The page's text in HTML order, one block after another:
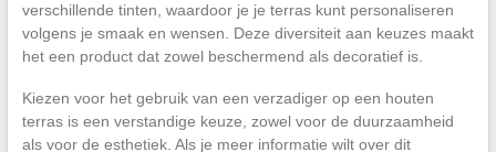
verschillende tinten, waardoor je je terras kunt personaliseren
volgens je smaak en wensen. Deze diversiteit aan keuzes maakt
het een product dat zowel beschermend als decoratief is.
Kiezen voor het gebruik van een verzadiger op een houten
terras is een verstandige keuze, zowel voor de duurzaamheid
als voor de esthetiek. Als je meer informatie wilt over dit